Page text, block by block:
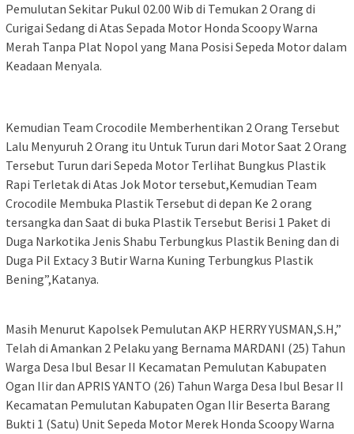
Pemulutan Sekitar Pukul 02.00 Wib di Temukan 2 Orang di
Curigai Sedang di Atas Sepada Motor Honda Scoopy Warna
Merah Tanpa Plat Nopol yang Mana Posisi Sepeda Motor dalam
Keadaan Menyala.
Kemudian Team Crocodile Memberhentikan 2 Orang Tersebut
Lalu Menyuruh 2 Orang itu Untuk Turun dari Motor Saat 2 Orang
Tersebut Turun dari Sepeda Motor Terlihat Bungkus Plastik
Rapi Terletak di Atas Jok Motor tersebut,Kemudian Team
Crocodile Membuka Plastik Tersebut di depan Ke 2 orang
tersangka dan Saat di buka Plastik Tersebut Berisi 1 Paket di
Duga Narkotika Jenis Shabu Terbungkus Plastik Bening dan di
Duga Pil Extacy 3 Butir Warna Kuning Terbungkus Plastik
Bening”,Katanya.
Masih Menurut Kapolsek Pemulutan AKP HERRY YUSMAN,S.H,”
Telah di Amankan 2 Pelaku yang Bernama MARDANI (25) Tahun
Warga Desa Ibul Besar II Kecamatan Pemulutan Kabupaten
Ogan Ilir dan APRIS YANTO (26) Tahun Warga Desa Ibul Besar II
Kecamatan Pemulutan Kabupaten Ogan Ilir Beserta Barang
Bukti 1 (Satu) Unit Sepeda Motor Merek Honda Scoopy Warna